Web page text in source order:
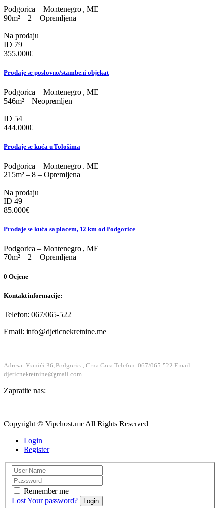
Podgorica – Montenegro , ME
90m² – 2 – Opremljena
Na prodaju
ID 79
355.000€
Prodaje se poslovno/stambeni objekat
Podgorica – Montenegro , ME
546m² – Neopremljen
ID 54
444.000€
Prodaje se kuća u Tološima
Podgorica – Montenegro , ME
215m² – 8 – Opremljena
Na prodaju
ID 49
85.000€
Prodaje se kuća sa placem, 12 km od Podgorice
Podgorica – Montenegro , ME
70m² – 2 – Opremljena
0 Ocjene
Kontakt informacije:
Telefon: 067/065-522
Email: info@djeticnekretnine.me
Adresa: Vranići 36, Podgorica, Crna Gora Telefon: 067/065-522 Email:
djeticnekretnine@gmail.com
Zapratite nas:
Copyright © Vipehost.me All Rights Reserved
Login
Register
Remember me
Lost Your password?
Login